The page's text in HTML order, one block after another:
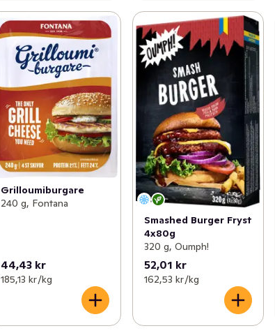
Grilloumiburgare
240 g, Fontana
44,43 kr
185,13 kr /kg
Smashed Burger Fryst
4x80g
320 g, Oumph!
52,01 kr
162,53 kr /kg